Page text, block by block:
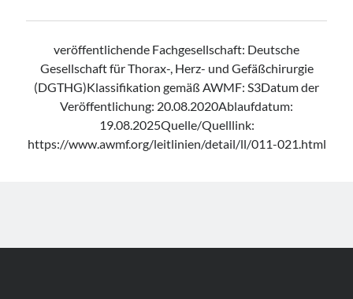
veröffentlichende Fachgesellschaft: Deutsche
Gesellschaft für Thorax-, Herz- und Gefäßchirurgie
(DGTHG)Klassifikation gemäß AWMF: S3Datum der
Veröffentlichung: 20.08.2020Ablaufdatum:
19.08.2025Quelle/Quelllink:
https://www.awmf.org/leitlinien/detail/ll/011-021.html